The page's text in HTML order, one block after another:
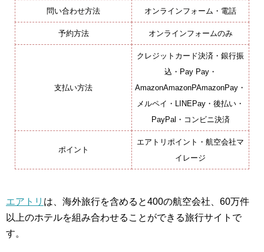
問い合わせ方法 オンラインフォーム・電話
予約方法 オンラインフォームのみ
支払い方法
クレジットカード決済・銀行振
込・Pay Pay・
AmazonAmazonPAmazonPay・
メルペイ・LINEPay・後払い・
PayPal・コンビニ決済
ポイント
エアトリポイント・航空会社マ
イレージ
エアトリ は、海外旅行を含めると400の航空会社、60万件
以上のホテルを組み合わせることができる旅行サイトで
す。